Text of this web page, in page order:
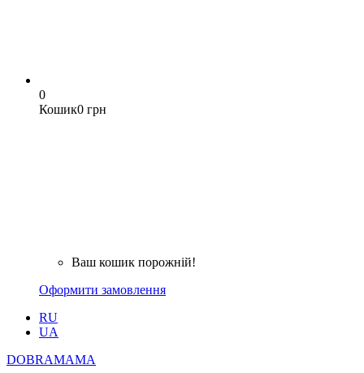
0
Кошик0 грн
Ваш кошик порожній!
Оформити замовлення
RU
UA
DOBRAMAMA